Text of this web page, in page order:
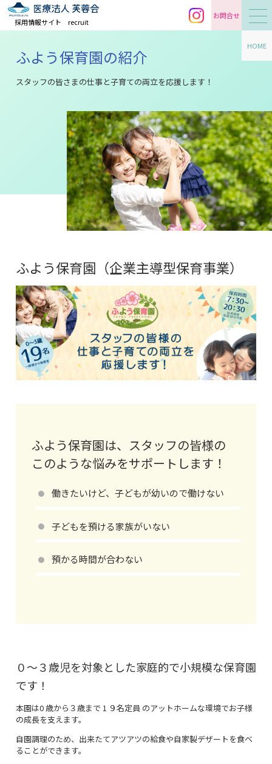
採用情報サイト recruit
お問合せ
HOME
ふよう保育園の紹介
スタッフの皆さまの仕事と子育ての両立を応援します！
ふよう保育園（企業主導型保育事業）
ふよう保育園は、スタッフの皆様の
このような悩みをサポートします！
働きたいけど、子どもが幼いので働けない
子どもを預ける家族がいない
預かる時間が合わない
０～３歳児を対象とした家庭的で小規模な保育園
です！
本園は0 歳から３歳まで 1 ９名定員 のアットホームな環境でお子様
の成長を支えます。
自園調理のため、出来たてアツアツの給食や自家製デザートを食べ
ることができます。